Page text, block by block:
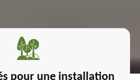
pour une installation